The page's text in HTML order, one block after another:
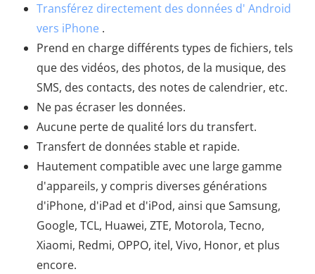
Transférez directement des données d' Android
vers iPhone .
Prend en charge différents types de fichiers, tels
que des vidéos, des photos, de la musique, des
SMS, des contacts, des notes de calendrier, etc.
Ne pas écraser les données.
Aucune perte de qualité lors du transfert.
Transfert de données stable et rapide.
Hautement compatible avec une large gamme
d'appareils, y compris diverses générations
d'iPhone, d'iPad et d'iPod, ainsi que Samsung,
Google, TCL, Huawei, ZTE, Motorola, Tecno,
Xiaomi, Redmi, OPPO, itel, Vivo, Honor, et plus
encore.